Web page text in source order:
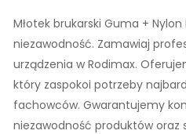
Młotek brukarski Guma +
niezawodność. Zamawiaj
urządzenia w Rodimax.
który zaspokoi potrzeby
fachowców. Gwarantujemy
niezawodność produktów oraz